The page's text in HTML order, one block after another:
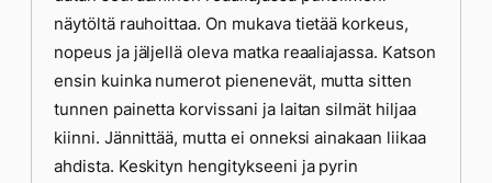
näytöltä rauhoittaa. On mukava tietää korkeus,
nopeus ja jäljellä oleva matka reaaliajassa. Katson
ensin kuinka numerot pienenevät, mutta sitten
tunnen painetta korvissani ja laitan silmät hiljaa
kiinni. Jännittää, mutta ei onneksi ainakaan liikaa
ahdista. Keskityn hengitykseeni ja pyrin